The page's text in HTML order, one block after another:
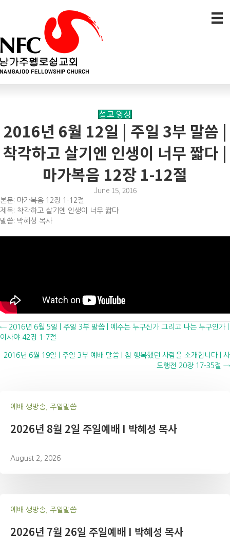
설교 영상
2016년 6월 12일 | 주일 3부 말씀 |
착각하고 살기엔 인생이 너무 짧다 |
마가복음 12장 1-12절
June 15, 2016
본문: 마가복음 12장 1-12절
제목: 착각하고 살기엔 인생이 너무 짧다
말씀: 박혜성 목사
Posts
navigation
← 2016년 6월 5일 | 주일 3부 말씀 | 예수는 누구신가 그리고 나는 누구인가 |
이사야 42장 1-7절
2016년 6월 19일 | 주일 3부 예배 말씀 | 참 행복했던 사람을 소개합니다 | 사
도행전 20장 17-35절 →
예배 생방송, 주일말씀
2026년 8월 2일 주일예배 I 박혜성 목사
August 2, 2026
예배 생방송, 주일말씀
2026년 7월 26일 주일예배 I 박혜성 목사